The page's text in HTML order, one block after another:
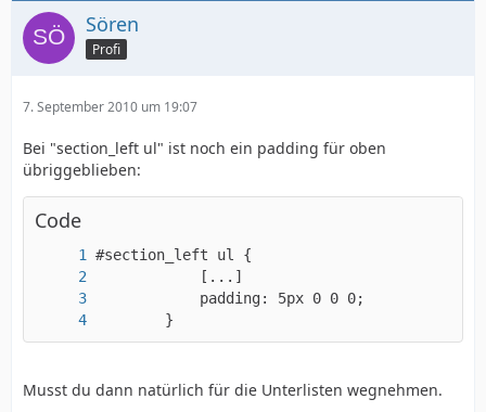
Sören
Profi
7. September 2010 um 19:07
Bei "section_left ul" ist noch ein padding für oben
übriggeblieben:
Code
		}
Musst du dann natürlich für die Unterlisten wegnehmen.